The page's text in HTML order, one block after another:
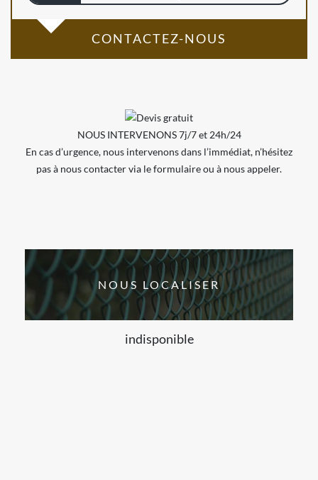
CONTACTEZ-NOUS
NOUS INTERVENONS 7j/7 et 24h/24
En cas d’urgence, nous intervenons dans l’immédiat, n’hésitez
pas à nous contacter via le formulaire ou à nous appeler.
NOUS LOCALISER
indisponible